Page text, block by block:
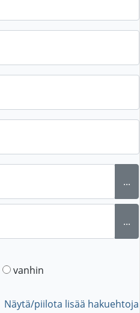
...
...
vanhin
Näytä/piilota lisää hakuehtoja